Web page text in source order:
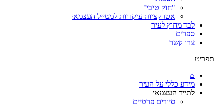
"חוק טיבי"
אטרקציות עיקריות למטייל העצמאי
לבד מחוץ לעיר
ספרים
צרו קשר
תפריט
⌂
מידע כללי על העיר
לתייר העצמאי
סיורים פרטיים